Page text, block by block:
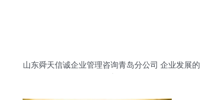
山东舜天信诚企业管理咨询青岛分公司 企业发展的